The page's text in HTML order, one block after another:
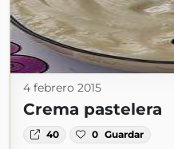
4 febrero 2015
Crema pastelera
40 0 Guardar